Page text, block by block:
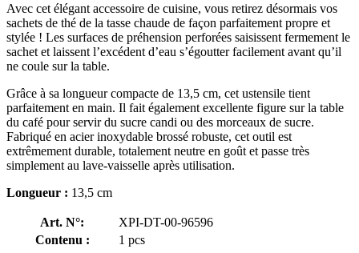
Avec cet élégant accessoire de cuisine, vous retirez désormais vos
sachets de thé de la tasse chaude de façon parfaitement propre et
stylée ! Les surfaces de préhension perforées saisissent fermement le
sachet et laissent l’excédent d’eau s’égoutter facilement avant qu’il
ne coule sur la table.
Grâce à sa longueur compacte de 13,5 cm, cet ustensile tient
parfaitement en main. Il fait également excellente figure sur la table
du café pour servir du sucre candi ou des morceaux de sucre.
Fabriqué en acier inoxydable brossé robuste, cet outil est
extrêmement durable, totalement neutre en goût et passe très
simplement au lave-vaisselle après utilisation.
Longueur : 13,5 cm
Art. N°:
XPI-DT-00-96596
Contenu :
1 pcs